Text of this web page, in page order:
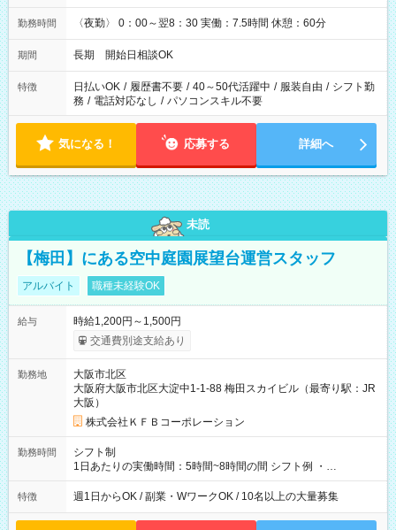
勤務時間 〈夜勤〉 0：00～翌8：30 実働：7.5時間 休憩：60分
期間 長期 開始日相談OK
特徴 日払いOK / 履歴書不要 / 40～50代活躍中 / 服装自由 / シフト勤
務 / 電話対応なし / パソコンスキル不要
気になる！ 応募する 詳細へ
未読
【梅田】にある空中庭園展望台運営スタッフ
アルバイト 職種未経験OK
給与
時給1,200円～1,500円
交通費別途支給あり
勤務地
大阪市北区
大阪府大阪市北区大淀中1-1-88 梅田スカイビル（最寄り駅：JR
大阪）
株式会社ＫＦＢコーポレーション
勤務時間
シフト制
1日あたりの実働時間：5時間~8時間の間 シフト例 ・
9:30~18:00 実働7.5時間 ・9:30~14:30 実働5時間 ・
16:00~21:30 実働5.5時間
特徴 週1日からOK / 副業・WワークOK / 10名以上の大量募集